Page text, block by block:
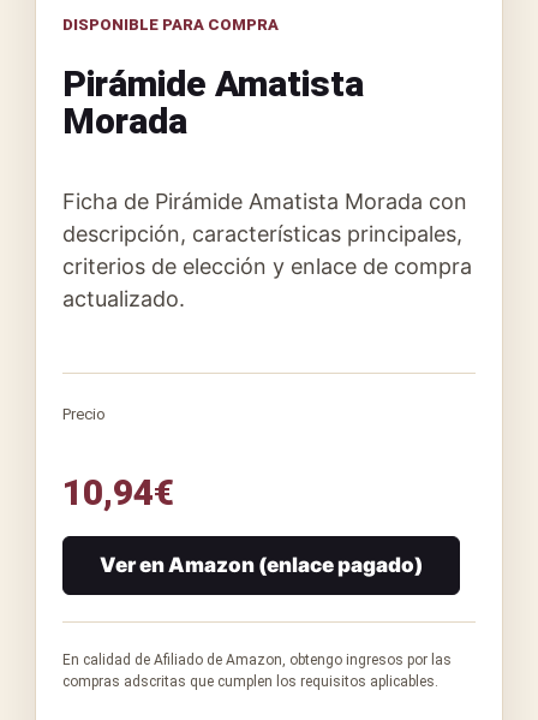
DISPONIBLE PARA COMPRA
Pirámide Amatista
Morada
Ficha de Pirámide Amatista Morada con
descripción, características principales,
criterios de elección y enlace de compra
actualizado.
Precio
10,94€
Ver en Amazon (enlace pagado)
En calidad de Afiliado de Amazon, obtengo ingresos por las
compras adscritas que cumplen los requisitos aplicables.